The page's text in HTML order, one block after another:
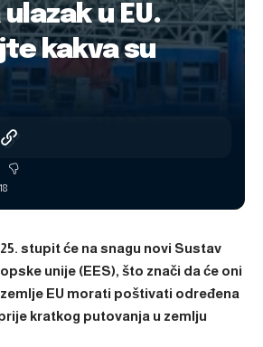
u EU.
kakva su
stupit će na snagu novi Sustav
unije (EES), što znači da će oni
EU morati poštivati ​​određena
kratkog putovanja u zemlju